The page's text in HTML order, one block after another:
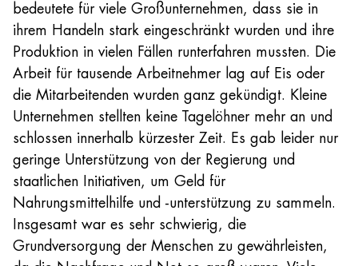
bedeutete für viele Großunternehmen, dass sie in
ihrem Handeln stark eingeschränkt wurden und ihre
Produktion in vielen Fällen runterfahren mussten. Die
Arbeit für tausende Arbeitnehmer lag auf Eis oder
die Mitarbeitenden wurden ganz gekündigt. Kleine
Unternehmen stellten keine Tagelöhner mehr an und
schlossen innerhalb kürzester Zeit. Es gab leider nur
geringe Unterstützung von der Regierung und
staatlichen Initiativen, um Geld für
Nahrungsmittelhilfe und -unterstützung zu sammeln.
Insgesamt war es sehr schwierig, die
Grundversorgung der Menschen zu gewährleisten,